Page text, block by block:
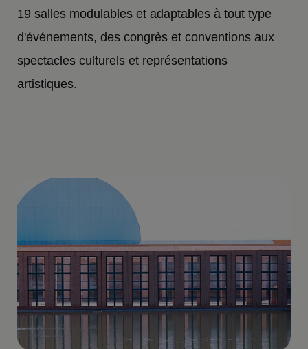
19 salles modulables et adaptables à tout type
d'événements, des congrès et conventions aux
spectacles culturels et représentations
artistiques.